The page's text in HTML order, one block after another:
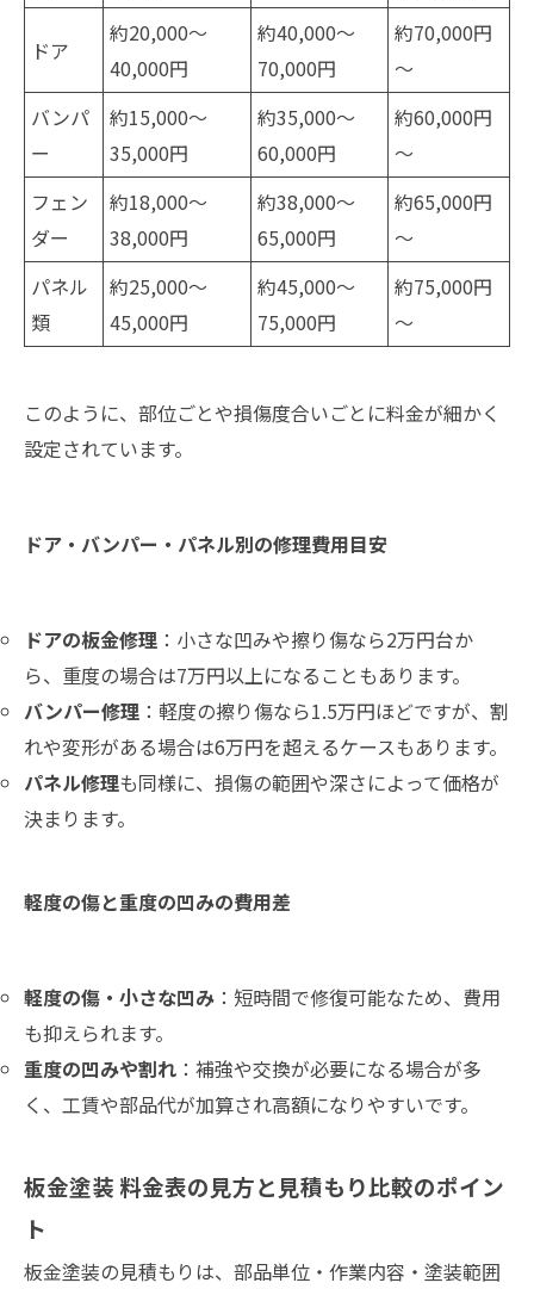
ドア
約20,000～
40,000円
約40,000～
70,000円
約70,000円
～
バンパ
ー
約15,000～
35,000円
約35,000～
60,000円
約60,000円
～
フェン
ダー
約18,000～
38,000円
約38,000～
65,000円
約65,000円
～
パネル
類
約25,000～
45,000円
約45,000～
75,000円
約75,000円
～
このように、部位ごとや損傷度合いごとに料金が細かく
設定されています。
ドア・バンパー・パネル別の修理費用目安
ドアの板金修理 ：小さな凹みや擦り傷なら2万円台か
ら、重度の場合は7万円以上になることもあります。
バンパー修理 ：軽度の擦り傷なら1.5万円ほどですが、割
れや変形がある場合は6万円を超えるケースもあります。
パネル修理も同様に、損傷の範囲や深さによって価格が
決まります。
軽度の傷と重度の凹みの費用差
軽度の傷・小さな凹み ：短時間で修復可能なため、費用
も抑えられます。
重度の凹みや割れ ：補強や交換が必要になる場合が多
く、工賃や部品代が加算され高額になりやすいです。
板金塗装 料金表の見方と見積もり比較のポイン
ト
板金塗装の見積もりは、部品単位・作業内容・塗装範囲